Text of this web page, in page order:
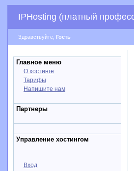
IPHosting (платный
Здравствуйте, Гость
Главное меню
О хостинге
Тарифы
Напишите нам
Партнеры
Управление хостингом
Вход